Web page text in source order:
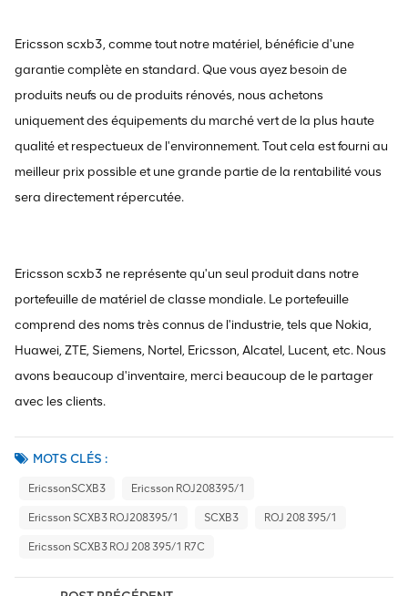
Ericsson scxb3, comme tout notre matériel, bénéficie d'une
garantie complète en standard. Que vous ayez besoin de
produits neufs ou de produits rénovés, nous achetons
uniquement des équipements du marché vert de la plus haute
qualité et respectueux de l'environnement. Tout cela est fourni au
meilleur prix possible et une grande partie de la rentabilité vous
sera directement répercutée.
Ericsson scxb3 ne représente qu'un seul produit dans notre
portefeuille de matériel de classe mondiale. Le portefeuille
comprend des noms très connus de l'industrie, tels que Nokia,
Huawei, ZTE, Siemens, Nortel, Ericsson, Alcatel, Lucent, etc. Nous
avons beaucoup d'inventaire, merci beaucoup de le partager
avec les clients.
MOTS CLÉS :
EricssonSCXB3 Ericsson ROJ208395/1
Ericsson SCXB3 ROJ208395/1 SCXB3 ROJ 208 395/1
Ericsson SCXB3 ROJ 208 395/1 R7C